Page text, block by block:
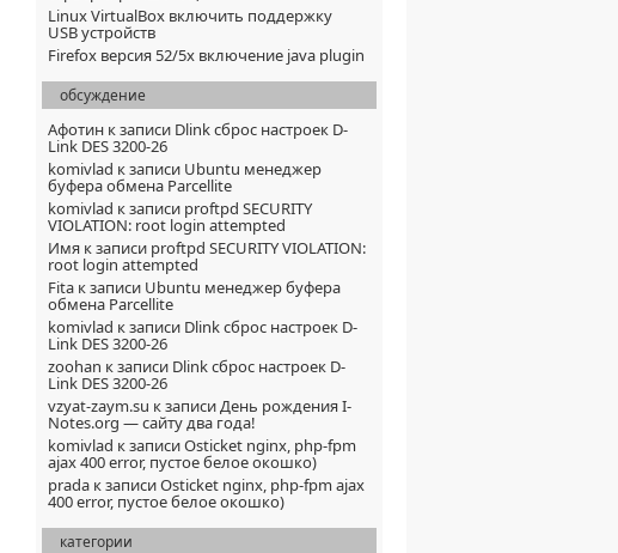
Linux VirtualBox включить поддержку
USB устройств
Firefox версия 52/5x включение java plugin
обсуждение
Афотинк записи Dlink сброс настроек D-
Link DES 3200-26
komivlad к записи Ubuntu менеджер
буфера обмена Parcellite
komivlad к записи proftpd SECURITY
VIOLATION: root login attempted
Имяк записи proftpd SECURITY VIOLATION:
root login attempted
Fitaк записи Ubuntu менеджер буфера
обмена Parcellite
komivlad к записи Dlink сброс настроек D-
Link DES 3200-26
zoohan к записи Dlink сброс настроек D-
Link DES 3200-26
vzyat-zaym.su к записиДень рождения I-
Notes.org — сайту два года!
komivlad к записиOsticket nginx, php-fpm
ajax 400 error, пустое белое окошко)
pradaк записиOsticket nginx, php-fpm ajax
400 error, пустое белое окошко)
категории